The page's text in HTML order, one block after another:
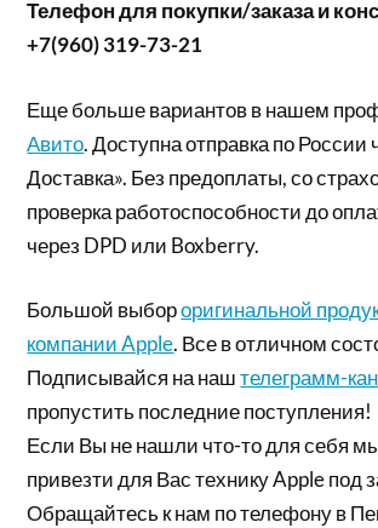
Телефон для покупки/заказа и
+7(960) 319-73-21
Еще больше вариантов в нашем
Авито. Доступна отправка по России
Доставка». Без предоплаты, со
проверка работоспособности до
через DPD или Boxberry.
Большой выбороригинальной
компании Apple. Все в отличном
Подписывайся на наштелеграмм-
пропустить последние поступления!
Если Вы не нашли что-то для себя
привезти для Вас технику Apple под
Обращайтесь к нам по телефону в